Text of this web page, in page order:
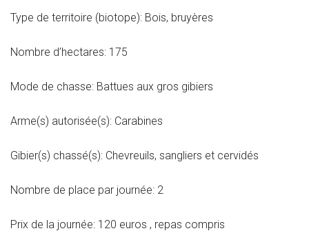
Type de territoire (biotope): Bois, bruyères
Nombre d’hectares: 175
Mode de chasse: Battues aux gros gibiers
Arme(s) autorisée(s): Carabines
Gibier(s) chassé(s): Chevreuils, sangliers et cervidés
Nombre de place par journée: 2
Prix de la journée: 120 euros , repas compris